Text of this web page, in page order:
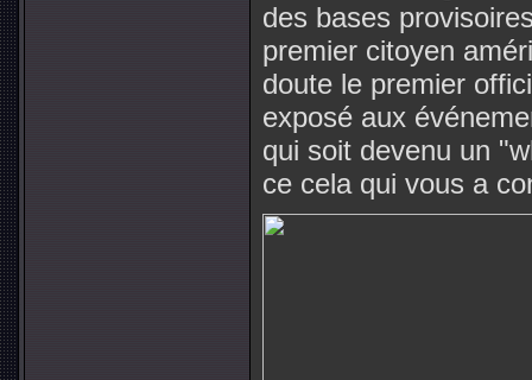
des bases
premier citoyen
doute le premier
exposé aux
qui soit devenu un
ce cela qui vous a